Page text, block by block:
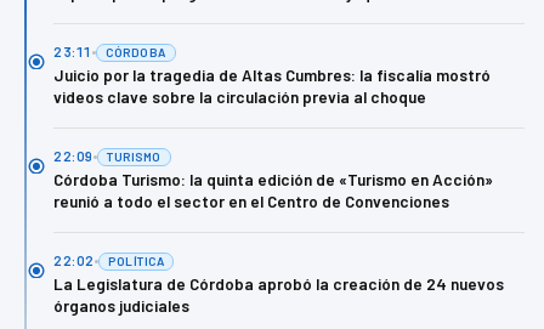
23:11 CÓRDOBA
Juicio por la tragedia de Altas Cumbres: la fiscalía mostró
videos clave sobre la circulación previa al choque
22:09 TURISMO
Córdoba Turismo: la quinta edición de «Turismo en Acción»
reunió a todo el sector en el Centro de Convenciones
22:02 POLÍTICA
La Legislatura de Córdoba aprobó la creación de 24 nuevos
órganos judiciales